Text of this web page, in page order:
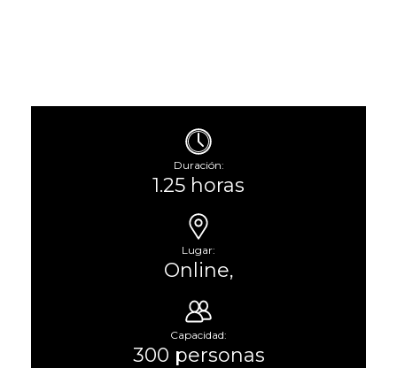
Duración:
1.25 horas
Lugar:
Online,
Capacidad:
300 personas